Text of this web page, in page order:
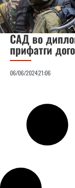
САД во
прифатги
06/06/202421:06